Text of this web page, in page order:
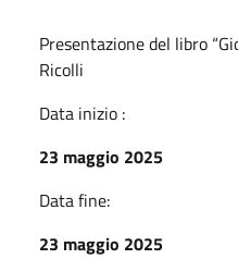
Presentazione del libro
Ricolli
Data inizio :
23 maggio 2025
Data fine:
23 maggio 2025